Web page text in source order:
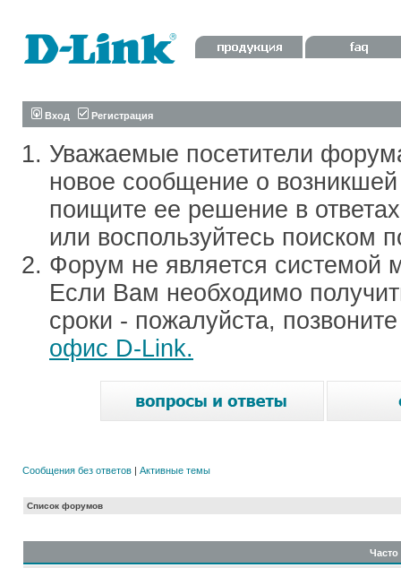
Вход Регистрация
Уважаемые посетители
новое сообщение о
поищите ее решение в
или воспользуйтесь поиском
Форум не является системой
Если Вам необходимо
сроки - пожалуйста,
офис D-Link.
Сообщения без ответов | Активные темы
Список форумов